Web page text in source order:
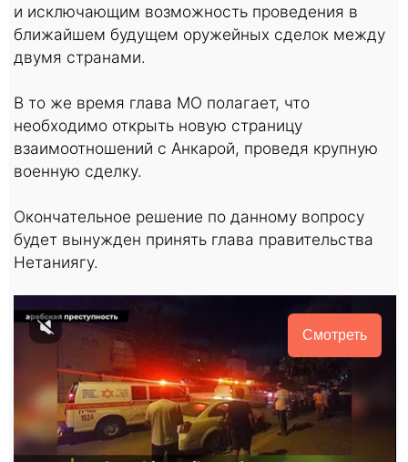
и исключающим возможность проведения в
ближайшем будущем оружейных сделок между
двумя странами.
В то же время глава МО полагает, что
необходимо открыть новую страницу
взаимоотношений с Анкарой, проведя крупную
военную сделку.
Окончательное решение по данному вопросу
будет вынужден принять глава правительства
Нетаниягу.
Смотреть